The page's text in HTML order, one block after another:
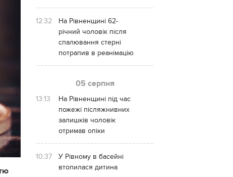
12:32
На Рівненщині 62-
річний чоловік після
спалювання стерні
потрапив в реанімацію
05 серпня
13:13
На Рівненщині під час
пожежі післяжнивних
залишків чоловік
отримав опіки
10:37
У Рівному в басейні
втопилася дитина